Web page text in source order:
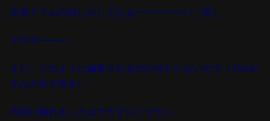
全員ドラムの話しかしてなぁーーーーーい （笑）。
マヂデーーー。
まだ、どのように編集されるのか分からないので（Yokoi
さんのみぞ知る）、
内容に触れることはできずスミマセン。